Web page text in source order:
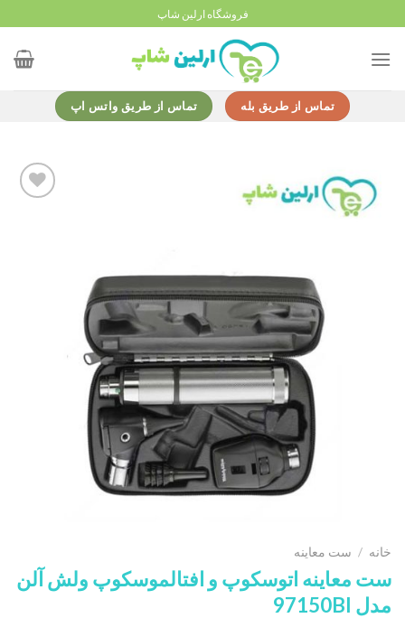
to
content
فروشگاه ارلین شاپ
تماس از طریق بله تماس از طریق واتس اپ
خانه / ست معاینه
ست معاینه اتوسکوپ و افتالموسکوپ ولش آلن
مدل 97150BI